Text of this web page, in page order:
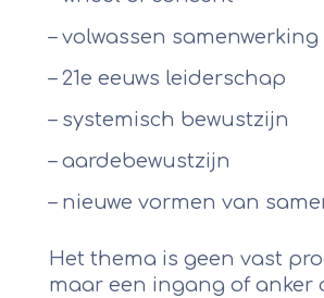
– volwassen samenwerking
– 21e eeuws leiderschap
– systemisch bewustzijn
– aardebewustzijn
– nieuwe vormen van
Het thema is geen vast
maar een ingang of anker